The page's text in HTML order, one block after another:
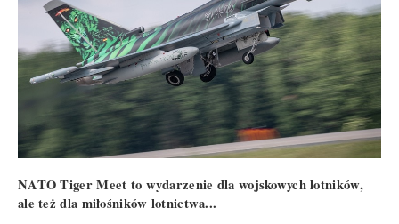
NATO Tiger Meet to wydarzenie dla wojskowych lotników,
ale też dla miłośników lotnictwa...